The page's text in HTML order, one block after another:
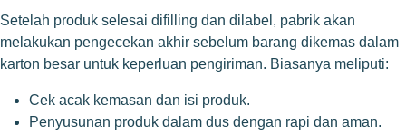
Setelah produk selesai difilling dan dilabel, pabrik akan
melakukan pengecekan akhir sebelum barang dikemas dalam
karton besar untuk keperluan pengiriman. Biasanya meliputi:
Cek acak kemasan dan isi produk.
Penyusunan produk dalam dus dengan rapi dan aman.